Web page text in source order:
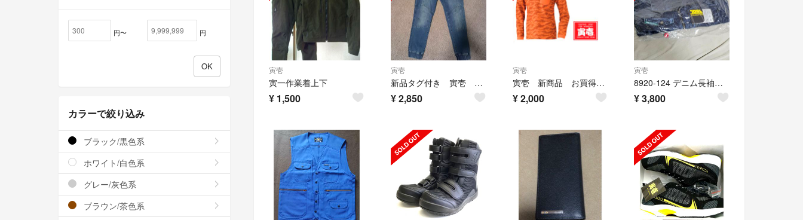
寅壱
寅一作業着上下
¥ 1,500
寅壱
新品タグ付き 寅壱 デニムパンツ☆S
¥2,850
寅壱
寅壱 新商品 お買得 5968 迷彩柄 長袖ポロシャツ オレンジLL
¥2,000
寅壱
8920-124 デニム長袖ブルゾ
¥3,800
円〜 円
カラーで絞り込み
ブラック/黒色系
ホワイト/白色系
グレー/灰色系
ブラウン/茶色系